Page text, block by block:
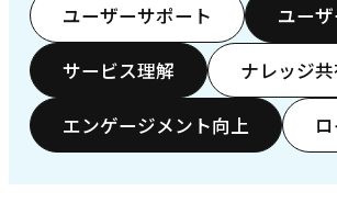
ユーザーサポート ユー
サービス理解 ナレッジ
エンゲージメント向上